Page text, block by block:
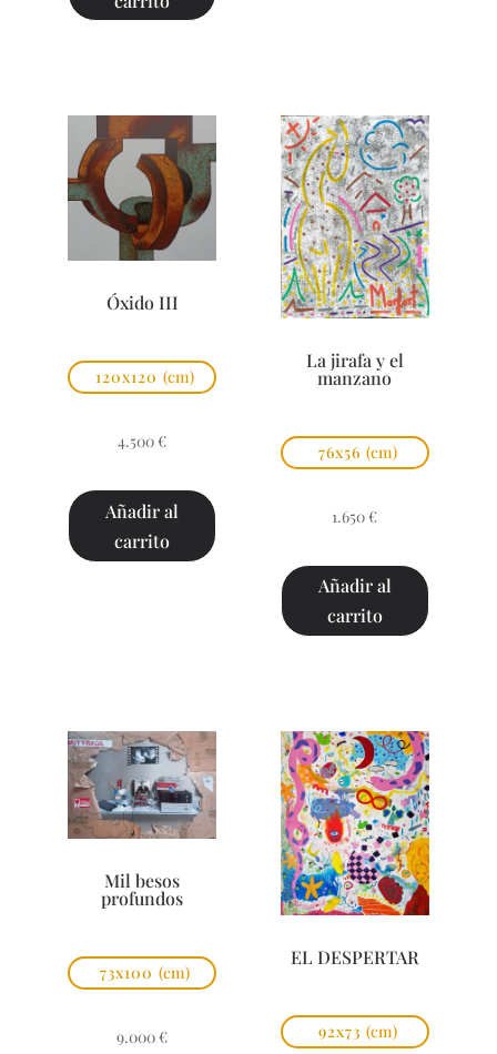
Óxido III
120x120 (cm)
4.500 €
Añadir al
carrito
La jirafa y el
manzano
76x56 (cm)
1.650 €
Añadir al
carrito
Mil besos
profundos
73x100 (cm)
9.000 €
EL DESPERTAR
92x73 (cm)